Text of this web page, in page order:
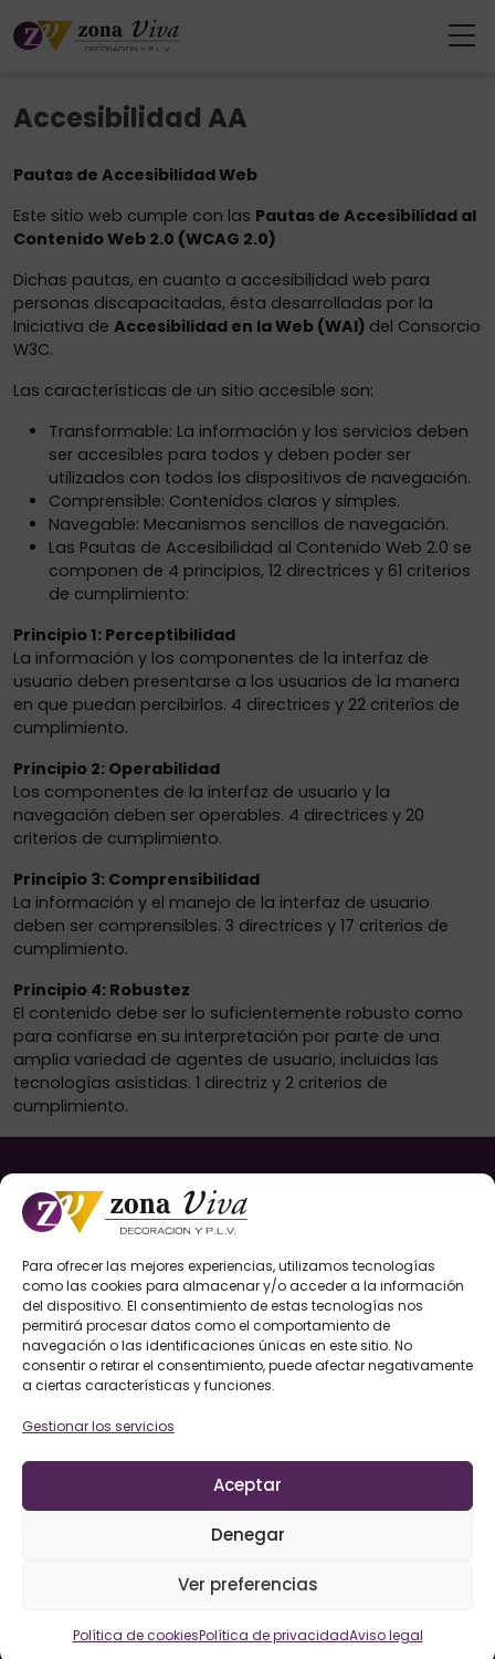
Para ofrecer las mejores experiencias, utilizamos tecnologías
como las cookies para almacenar y/o acceder a la información
del dispositivo. El consentimiento de estas tecnologías nos
permitirá procesar datos como el comportamiento de
navegación o las identificaciones únicas en este sitio. No
consentir o retirar el consentimiento, puede afectar negativamente
a ciertas características y funciones.
Gestionar los servicios
Aceptar
Denegar
Ver preferencias
Política de cookiesPolítica de privacidadAviso legal
Accesibilidad AA
Pautas de Accesibilidad Web
Este sitio web cumple con las Pautas de Accesibilidad al
Contenido Web 2.0 (WCAG 2.0)
Dichas pautas, en cuanto a accesibilidad web para
personas discapacitadas, ésta desarrolladas por la
Iniciativa de Accesibilidad en la Web (WAI) del Consorcio
W3C.
Las características de un sitio accesible son:
Transformable: La información y los servicios deben
ser accesibles para todos y deben poder ser
utilizados con todos los dispositivos de navegación.
Comprensible: Contenidos claros y simples.
Navegable: Mecanismos sencillos de navegación.
Las Pautas de Accesibilidad al Contenido Web 2.0 se
componen de 4 principios, 12 directrices y 61 criterios
de cumplimiento:
Principio 1: Perceptibilidad
La información y los componentes de la interfaz de
usuario deben presentarse a los usuarios de la manera
en que puedan percibirlos. 4 directrices y 22 criterios de
cumplimiento.
Principio 2: Operabilidad
Los componentes de la interfaz de usuario y la
navegación deben ser operables. 4 directrices y 20
criterios de cumplimiento.
Principio 3: Comprensibilidad
La información y el manejo de la interfaz de usuario
deben ser comprensibles. 3 directrices y 17 criterios de
cumplimiento.
Principio 4: Robustez
El contenido debe ser lo suficientemente robusto como
para confiarse en su interpretación por parte de una
amplia variedad de agentes de usuario, incluidas las
tecnologías asistidas. 1 directriz y 2 criterios de
cumplimiento.
Servicios
Diseño de elementos PLV
Producción express de elementos PLV
Servicio integral de PLV
tu marca
Espacios